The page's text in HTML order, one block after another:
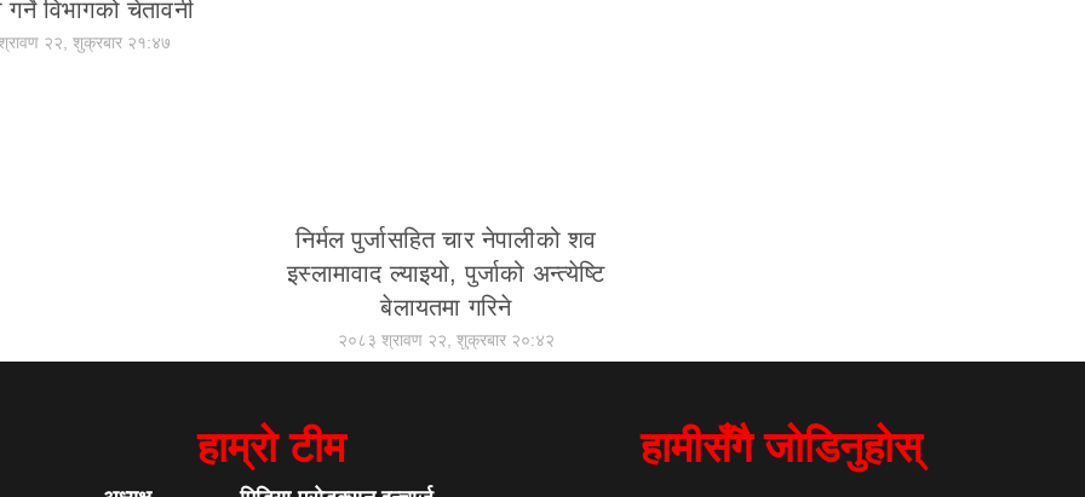
गर्ने विभागको चेतावनी
२२, शुक्रबार २१:४७
निर्मल पुर्जासहित चार नेपालीको शव
इस्लामावाद ल्याइयो, पुर्जाको अन्त्येष्टि
बेलायतमा गरिने
२०८३ श्रावण २२, शुक्रबार २०:४२
हाम्रो टीम हामीसँगै जोडिनुहोस्